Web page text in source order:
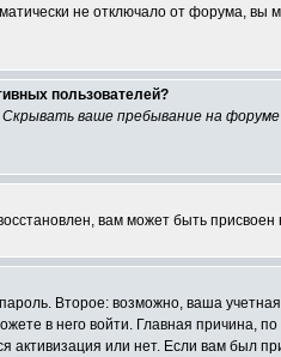
не отключало от форума, вы
пользователей?
Скрывать ваше пребывание на форуме
вам может быть присвоен
Второе: возможно, ваша
в него войти. Главная причина,
активизация или нет. Если вам был